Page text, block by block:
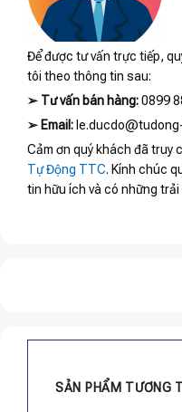
Để được tư vấn trực tiếp,
tôi theo thông tin sau:
➢ Tư vấn bán hàng:0899
➢ Email:
Cảm ơn quý khách đã truy
Tự Động TTC. Kính chúc
tin hữu ích và có những
SẢN PHẨM TƯƠNG